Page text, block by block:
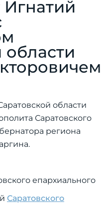
области
области
Саратовского
региона
епархиального
Саратовского